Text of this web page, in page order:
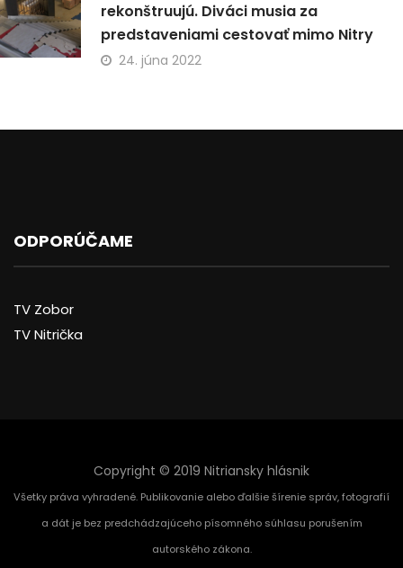
rekonštruujú. Diváci musia za
predstaveniami cestovať mimo Nitry
24. júna 2022
ODPORÚČAME
TV Zobor
TV Nitrička
Copyright © 2019 Nitriansky hlásnik
Všetky práva vyhradené. Publikovanie alebo ďalšie šírenie správ, fotografií
a dát je bez predchádzajúceho písomného súhlasu porušením
autorského zákona.